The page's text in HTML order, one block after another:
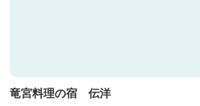
竜宮料理の宿 伝洋